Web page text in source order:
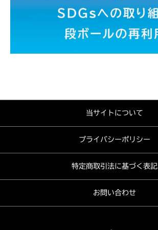
当サイトについて
プライバシーポリシー
特定商取引法に基づく表記
お問い合わせ